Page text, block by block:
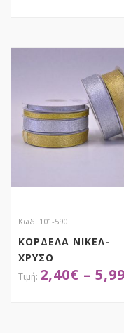
Κωδ. 101-590
ΚΟΡΔΕΛΑ ΝΙΚΕΛ-
ΧΡΥΣΟ
2,40€ – 5,99